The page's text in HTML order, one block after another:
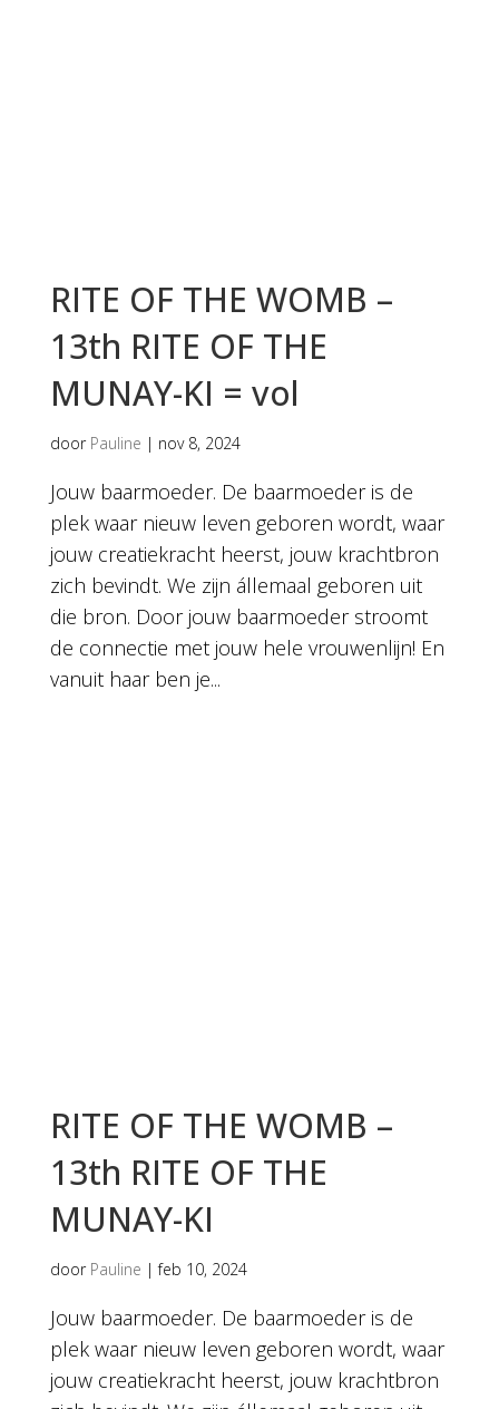
RITE OF THE WOMB –
13th RITE OF THE
MUNAY-KI = vol
door Pauline | nov 8, 2024
Jouw baarmoeder. De baarmoeder is de
plek waar nieuw leven geboren wordt, waar
jouw creatiekracht heerst, jouw krachtbron
zich bevindt. We zijn állemaal geboren uit
die bron. Door jouw baarmoeder stroomt
de connectie met jouw hele vrouwenlijn! En
vanuit haar ben je...
RITE OF THE WOMB –
13th RITE OF THE
MUNAY-KI
door Pauline |feb 10, 2024
Jouw baarmoeder. De baarmoeder is de
plek waar nieuw leven geboren wordt, waar
jouw creatiekracht heerst, jouw krachtbron